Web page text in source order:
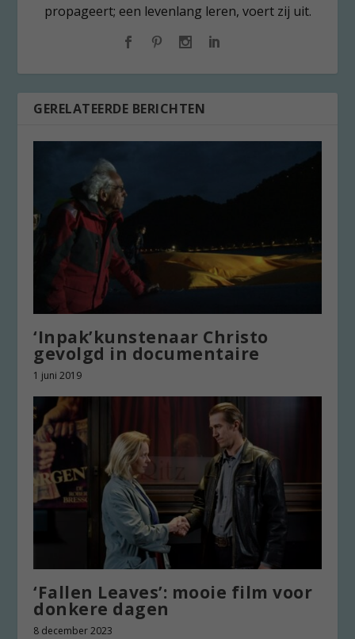
propageert; een levenlang leren, voert zij uit.
GERELATEERDE BERICHTEN
‘Inpak’kunstenaar Christo
gevolgd in documentaire
1 juni 2019
‘Fallen Leaves’: mooie film voor
donkere dagen
8 december 2023